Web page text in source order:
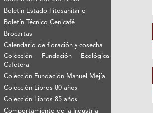
Boletín Estado Fitosanitario
Boletín Técnico Cenicafé
Brocartas
Calendario de floración y cosecha
Colección Fundación Ecológica
Cafetera
Colección Fundación Manuel Mejía
Colección Libros 80 años
Colección Libros 85 años
Comportamiento de la Industria